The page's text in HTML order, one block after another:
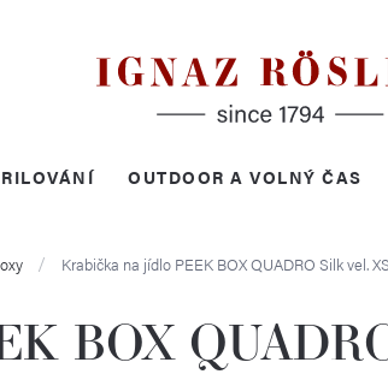
OUTDOOR A VOLNÝ ČAS
Krabička na jídlo PEEK BOX QUADRO Silk vel. XS
BOX